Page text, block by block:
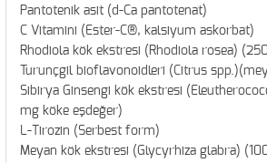
Pantotenik asit (d-Ca pantotenat)
C Vitamini (Ester-C®, kalsiyum askorbat)
Rhodiola kök ekstresi (Rhodiola rosea)
Turunçgil bioflavonoidleri (Citrus
Sibirya Ginsengi kök ekstresi
mg köke eşdeğer)
L-Tirozin (Serbest form)
Meyan kök ekstresi (Glycyrhiza glabra)